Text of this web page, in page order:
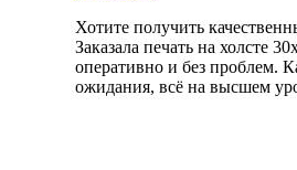
Хотите получить
Заказала печать на холсте
оперативно и без проблем.
ожидания, всё на высшем